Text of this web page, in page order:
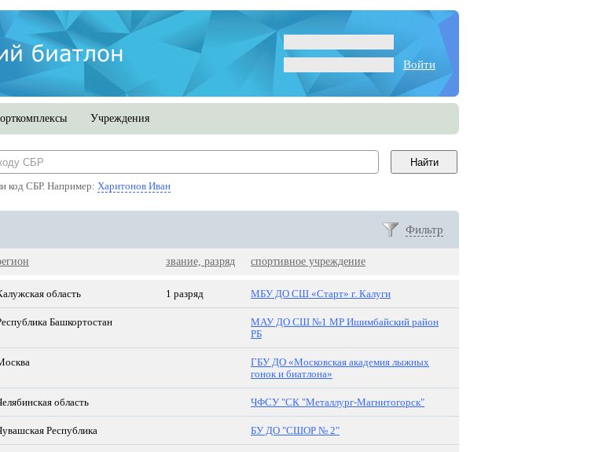
Войти
Учреждения
код СБР. Например: Харитонов Иван
Фильтр
звание, разряд спортивное учреждение
область 1 разряд МБУ ДО СШ «Старт» г. Калуги
Башкортостан
МАУ ДО СШ №1 МР Ишимбайский район
РБ
ГБУ ДО «Московская академия лыжных
гонок и биатлона»
область ЧФСУ "СК "Металлург-Магнитогорск"
Республика БУ ДО "СШОР № 2"